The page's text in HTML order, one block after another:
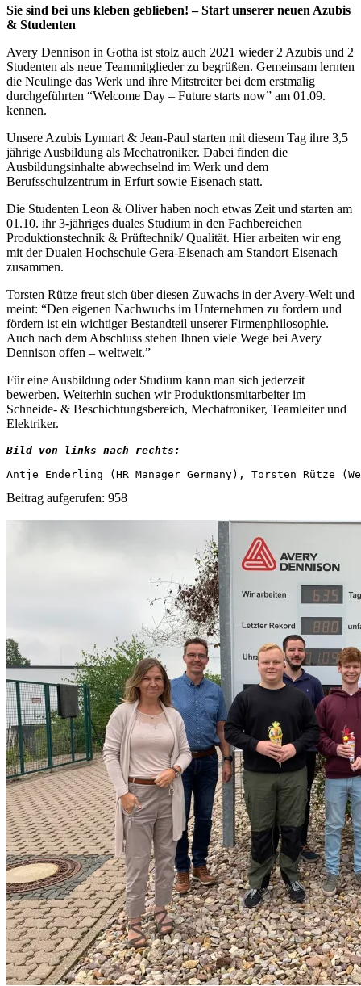
Sie sind bei uns kleben geblieben! – Start unserer neuen Azubis
& Studenten
Avery Dennison in Gotha ist stolz auch 2021 wieder 2 Azubis und 2
Studenten als neue Teammitglieder zu begrüßen. Gemeinsam lernten
die Neulinge das Werk und ihre Mitstreiter bei dem erstmalig
durchgeführten “Welcome Day – Future starts now” am 01.09.
kennen.
Unsere Azubis Lynnart & Jean-Paul starten mit diesem Tag ihre 3,5
jährige Ausbildung als Mechatroniker. Dabei finden die
Ausbildungsinhalte abwechselnd im Werk und dem
Berufsschulzentrum in Erfurt sowie Eisenach statt.
Die Studenten Leon & Oliver haben noch etwas Zeit und starten am
01.10. ihr 3-jähriges duales Studium in den Fachbereichen
Produktionstechnik & Prüftechnik/ Qualität. Hier arbeiten wir eng
mit der Dualen Hochschule Gera-Eisenach am Standort Eisenach
zusammen.
Torsten Rütze freut sich über diesen Zuwachs in der Avery-Welt und
meint: “Den eigenen Nachwuchs im Unternehmen zu fordern und
fördern ist ein wichtiger Bestandteil unserer Firmenphilosophie.
Auch nach dem Abschluss stehen Ihnen viele Wege bei Avery
Dennison offen – weltweit.”
Für eine Ausbildung oder Studium kann man sich jederzeit
bewerben. Weiterhin suchen wir Produktionsmitarbeiter im
Schneide- & Beschichtungsbereich, Mechatroniker, Teamleiter und
Elektriker.
Bild von links nach rechts:
Antje Enderling (HR Manager Germany), Torsten
Beitrag aufgerufen: 958